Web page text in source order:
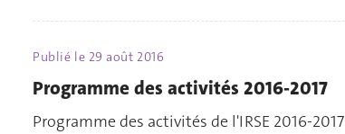
Publié le 29 août 2016
Programme des activités 2016-2017
Programme des activités de l'IRSE 2016-2017